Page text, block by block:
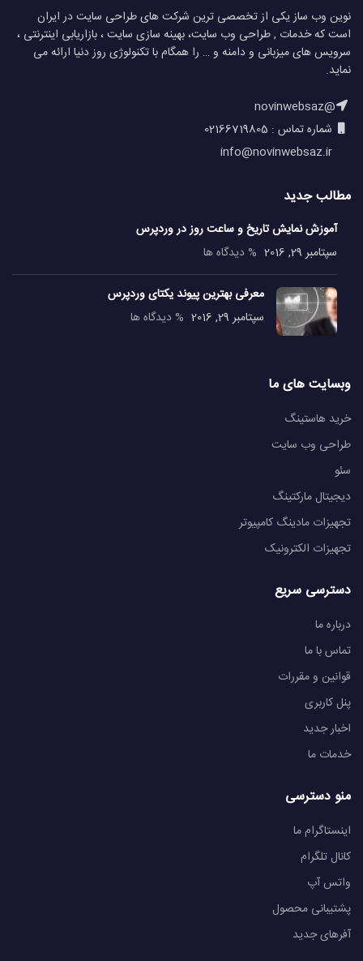
نوین وب ساز یکی از تخصصی ترین شرکت های طراحی سایت در ایران
است که خدمات , طراحی وب سایت، بهینه سازی سایت ، بازاریابی اینترنتی ،
سرویس های میزبانی و دامنه و … را همگام با تکنولوژی روز دنیا ارائه می
نماید.
@novinwebsaz
شماره تماس : 02166719805
مطالب جدید
آموزش نمایش تاریخ و ساعت روز در وردپرس
سپتامبر 29, 2016
% دیدگاه ها
معرفی بهترین پیوند یکتای وردپرس
سپتامبر 29, 2016
% دیدگاه ها
وبسایت های ما
خرید هاستینگ
طراحی وب سایت
سئو
دیجیتال مارکتینگ
تجهیزات مادینگ کامپیوتر
تجهیزات الکترونیک
دسترسی سریع
درباره ما
تماس با ما
قوانین و مقررات
پنل کاربری
اخبار جدید
خدمات ما
منو دسترسی
اینستاگرام ما
کانال تلگرام
واتس آپ
پشتیبانی محصول
آفرهای جدید